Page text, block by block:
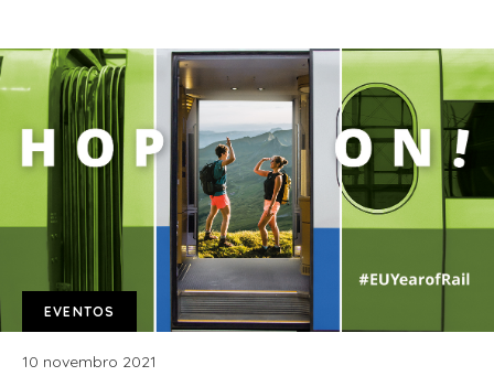
EVENTOS
10 novembro 2021